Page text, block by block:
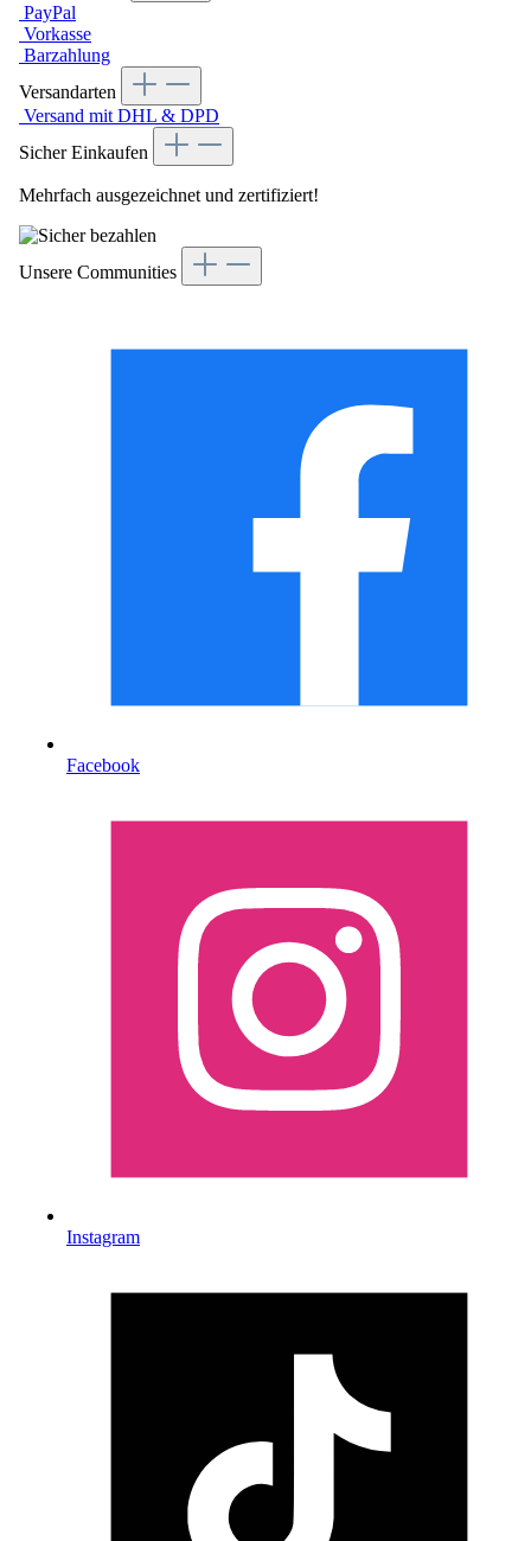
PayPal
Vorkasse
Barzahlung
Versandarten
Versand mit DHL & DPD
Sicher Einkaufen
Mehrfach ausgezeichnet und zertifiziert!
Unsere Communities
Facebook
Instagram